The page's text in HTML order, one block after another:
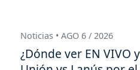
Noticias • AGO 6 / 2026
¿Dónde ver EN VIVO